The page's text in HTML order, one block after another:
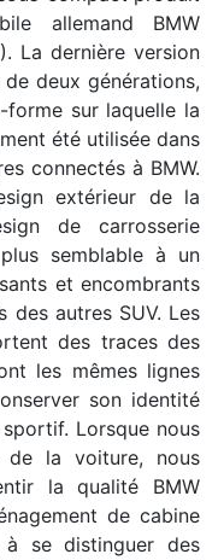
allemand BMW
La dernière version
deux générations,
forme sur laquelle la
été utilisée dans
connectés à BMW.
extérieur de la
de carrosserie
semblable à un
et encombrants
des autres SUV. Les
des traces des
les mêmes lignes
son identité
Lorsque nous
de la voiture, nous
la qualité BMW
de cabine
se distinguer des